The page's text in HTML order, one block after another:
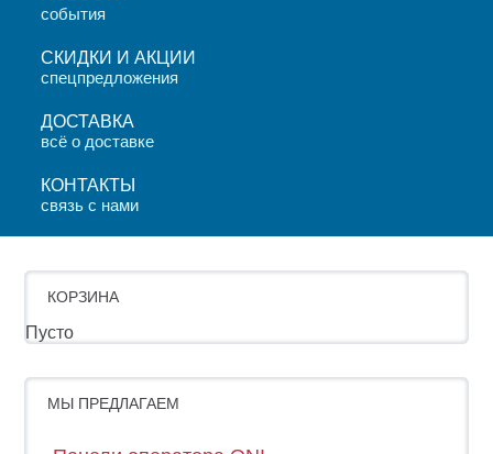
события
СКИДКИ И АКЦИИ
спецпредложения
ДОСТАВКА
всё о доставке
КОНТАКТЫ
связь с нами
КОРЗИНА
Пусто
МЫ ПРЕДЛАГАЕМ